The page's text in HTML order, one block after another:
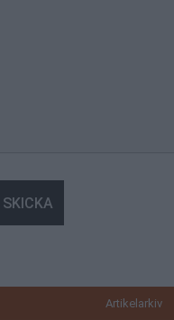
Artikelarkiv